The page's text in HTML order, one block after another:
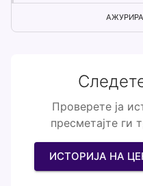
Проверете ја
пресметајте ги
ИСТОРИЈА НА